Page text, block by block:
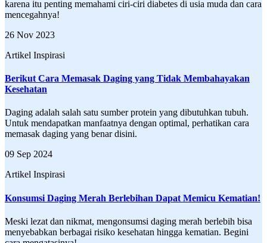
karena itu penting memahami ciri-ciri diabetes di usia muda dan cara
mencegahnya!
26 Nov 2023
Artikel Inspirasi
Berikut Cara Memasak Daging yang Tidak Membahayakan
Kesehatan
Daging adalah salah satu sumber protein yang dibutuhkan tubuh.
Untuk mendapatkan manfaatnya dengan optimal, perhatikan cara
memasak daging yang benar disini.
09 Sep 2024
Artikel Inspirasi
Konsumsi Daging Merah Berlebihan Dapat Memicu Kematian!
Meski lezat dan nikmat, mengonsumsi daging merah berlebih bisa
menyebabkan berbagai risiko kesehatan hingga kematian. Begini